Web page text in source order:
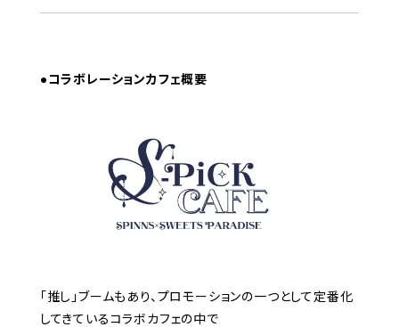
●コラボレーションカフェ概要
「推し」ブームもあり、プロモーションの一つとして定番化
してきているコラボカフェの中で